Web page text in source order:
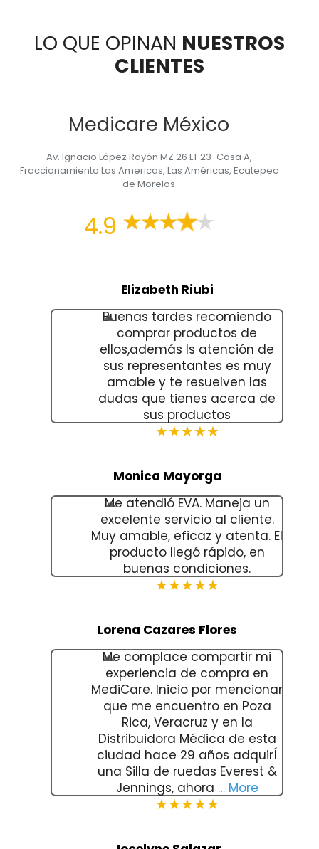
$59,221.08
LO QUE OPINAN NUESTROS
CLIENTES
Medicare México
Av. Ignacio López Rayón MZ 26 LT 23-Casa A,
Fraccionamiento Las Americas, Las Américas, Ecatepec
de Morelos
4.9
Elizabeth Riubi
Buenas tardes recomiendo
comprar productos de
ellos,además ls atención de
sus representantes es muy
amable y te resuelven las
dudas que tienes acerca de
sus productos
★★★★★
Monica Mayorga
Me atendió EVA. Maneja un
excelente servicio al cliente.
Muy amable, eficaz y atenta. El
producto llegó rápido, en
buenas condiciones.
★★★★★
Lorena Cazares Flores
Me complace compartir mi
experiencia de compra en
MediCare. Inicio por mencionar
que me encuentro en Poza
Rica, Veracruz y en la
Distribuidora Médica de esta
ciudad hace 29 años adquirÍ
una Silla de ruedas Everest &
Jennings, ahora … More
★★★★★